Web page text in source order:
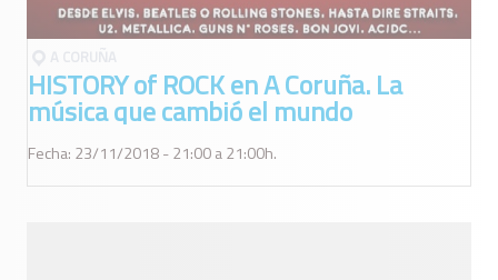
HISTORY of ROCK en A Coruña. La
música que cambió el mundo
Fecha: 23/11/2018 - 21:00 a 21:00h.